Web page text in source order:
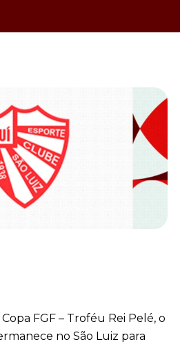
FGF – Troféu Rei Pelé, o
no São Luiz para